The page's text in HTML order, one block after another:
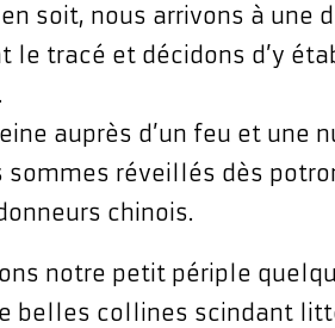
en soit, nous arrivons à une
le tracé et décidons d’y
auprès d’un feu et une
sommes réveillés dès
chinois.
notre petit périple
belles collines scindant